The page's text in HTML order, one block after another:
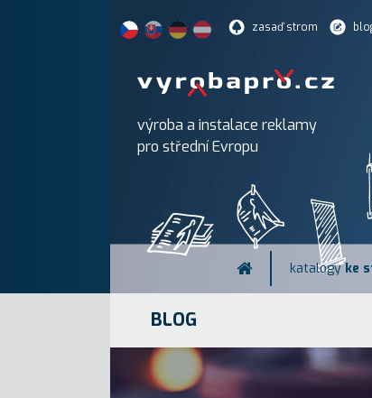
zasaď strom
výroba a instalace reklamy
pro střední Evropu
katalogyke
BLOG